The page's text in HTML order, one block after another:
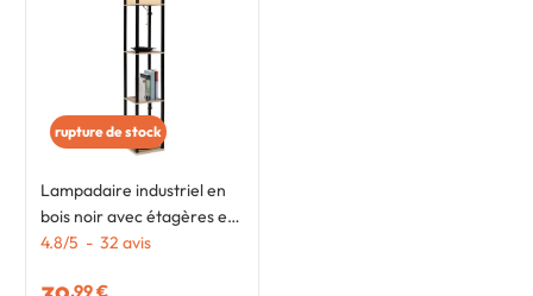
rupture de stock
Lampadaire industriel en
bois noir avec étagères en
bois clair et abat-jour carré
4.8/5 - 32 avis
,99 €